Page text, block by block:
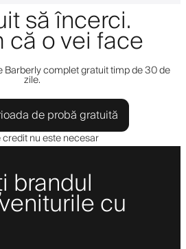
să încerci.
că o vei face
complet gratuit timp de 30 de
zile.
de probă gratuită
nu este necesar
brandul
cu